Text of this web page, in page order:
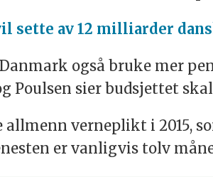
sette av 12 milliarder
også bruke mer
Poulsen sier budsjettet
verneplikt i 2015,
er vanligvis tolv